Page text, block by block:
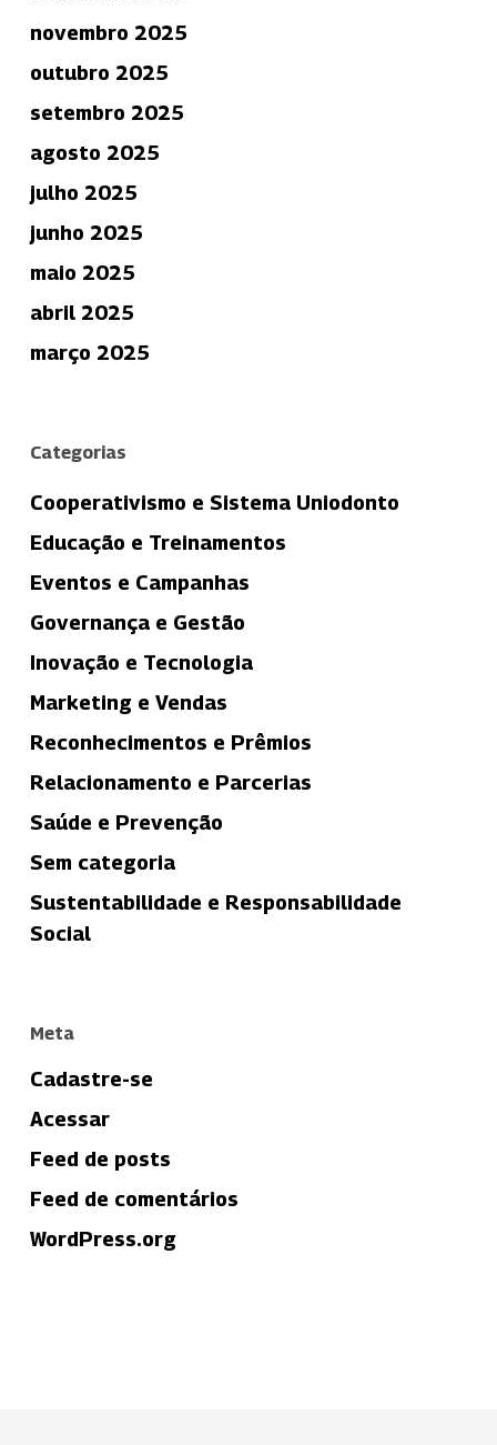
novembro 2025
outubro 2025
setembro 2025
agosto 2025
julho 2025
junho 2025
maio 2025
abril 2025
março 2025
Categorias
Cooperativismo e Sistema Uniodonto
Educação e Treinamentos
Eventos e Campanhas
Governança e Gestão
Inovação e Tecnologia
Marketing e Vendas
Reconhecimentos e Prêmios
Relacionamento e Parcerias
Saúde e Prevenção
Sem categoria
Sustentabilidade e Responsabilidade
Social
Meta
Cadastre-se
Acessar
Feed de posts
Feed de comentários
WordPress.org